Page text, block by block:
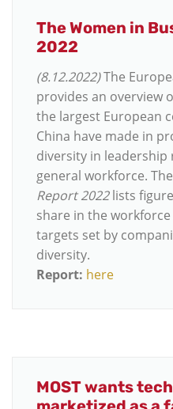
The Women in
2022
(8.12.2022)The
provides an overview
the largest European
China have made in
diversity in leadership
general workforce. The
Report 2022lists
share in the
targets set by
diversity.
Report: here
MOST wants